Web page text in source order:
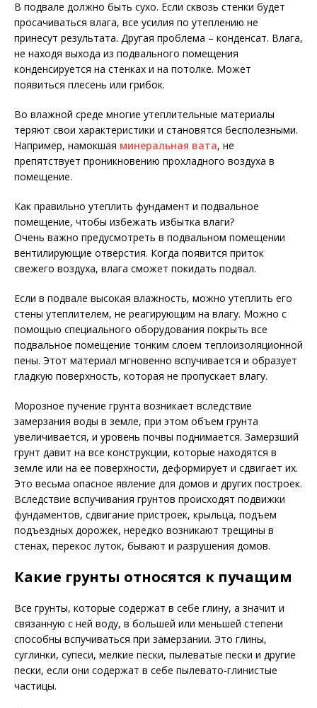
В подвале должно быть сухо. Если сквозь стенки будет
просачиваться влага, все усилия по утеплению не
принесут результата. Другая проблема – конденсат. Влага,
не находя выхода из подвального помещения
конденсируется на стенках и на потолке. Может
появиться плесень или грибок.
Во влажной среде многие утеплительные материалы
теряют свои характеристики и становятся бесполезными.
Например, намокшая минеральная вата, не
препятствует проникновению прохладного воздуха в
помещение.
Как правильно утеплить фундамент и подвальное
помещение, чтобы избежать избытка влаги?
Очень важно предусмотреть в подвальном помещении
вентилирующие отверстия. Когда появится приток
свежего воздуха, влага сможет покидать подвал.
Если в подвале высокая влажность, можно утеплить его
стены утеплителем, не реагирующим на влагу. Можно с
помощью специального оборудования покрыть все
подвальное помещение тонким слоем теплоизоляционной
пены. Этот материал мгновенно вспучивается и образует
гладкую поверхность, которая не пропускает влагу.
Морозное пучение грунта возникает вследствие
замерзания воды в земле, при этом объем грунта
увеличивается, и уровень почвы поднимается. Замерзший
грунт давит на все конструкции, которые находятся в
земле или на ее поверхности, деформирует и сдвигает их.
Это весьма опасное явление для домов и других построек.
Вследствие вспучивания грунтов происходят подвижки
фундаментов, сдвигание пристроек, крыльца, подъем
подъездных дорожек, нередко возникают трещины в
стенах, перекос луток, бывают и разрушения домов.
Какие грунты относятся к пучащим
Все грунты, которые содержат в себе глину, а значит и
связанную с ней воду, в большей или меньшей степени
способны вспучиваться при замерзании. Это глины,
суглинки, супеси, мелкие пески, пылеватые пески и другие
пески, если они содержат в себе пылевато-глинистые
частицы.